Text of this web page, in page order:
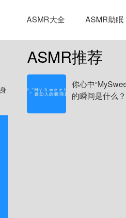
ASMR大全 ASMR助眠
ASMR推荐
你心中
的瞬间是什么？